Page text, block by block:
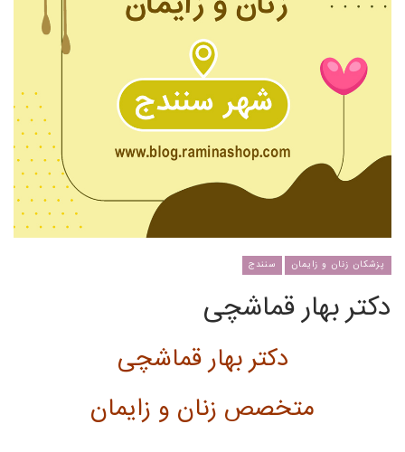
پزشکان زنان و زایمان سنندج
دکتر بهار قماشچی
دکتر بهار قماشچی
متخصص زنان و زایمان